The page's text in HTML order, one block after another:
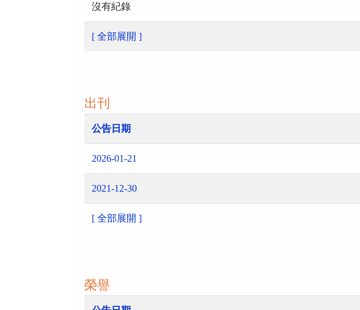
沒有紀錄
[ 全部展開 ]
出刊
公告日期
2026-01-21
2021-12-30
[ 全部展開 ]
榮譽